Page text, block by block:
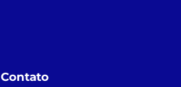
Contato